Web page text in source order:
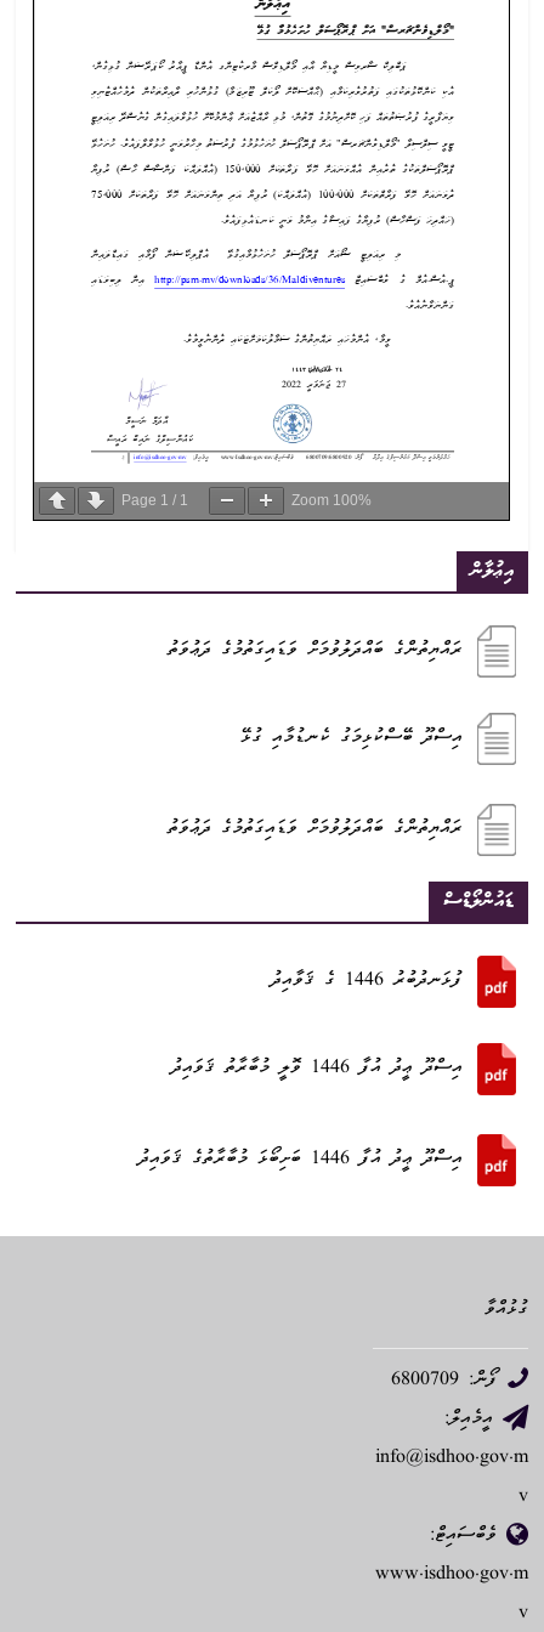
Page 1 / 1 Zoom 100%
އިޢުލާން
ރައްޔިތުންގެ ބައްދަލުވުމަށް ވަޑައިގަތުމުގެ ދަޢުވަތު
އިސްދޫ ބޭސްކުޅިމަގު ކެނޑުމާއި ގުޅޭ
ރައްޔިތުންގެ ބައްދަލުވުމަށް ވަޑައިގަތުމުގެ ދަޢުވަތު
ޑައުންލޯޑްސް
ފުޅަނދުބުރު 1446 ގެ ޤަވާއިދު
އިސްދޫ ޢީދު އުފާ 1446 ވޮލީ މުބާރާތު ޤަވައިދު
އިސްދޫ ޢީދު އުފާ 1446 ބަށިބޯޅަ މުބާރާތުގެ ޤަވައިދު
ގުޅުއްވާ
ފޯން: 6800709
އީމެއިލް:
info@isdhoo.gov.m
v
ވެބްސައިޓް:
www.isdhoo.gov.m
v